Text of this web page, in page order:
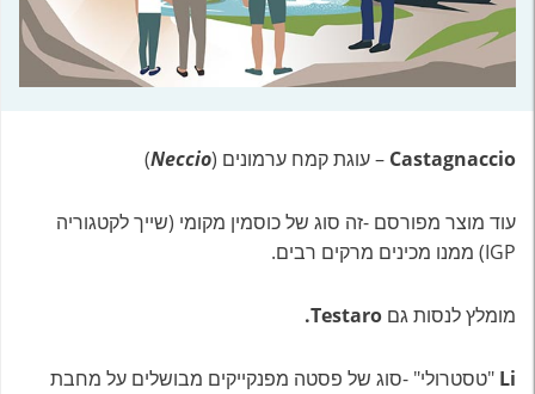
Castagnaccio – עוגת קמח ערמונים (Neccio
)
עוד מוצר מפורסם -זה סוג של כוסמין מקומי (שייך לקטגוריה
IGP) ממנו מכינים מרקים רבים.
מומלץ לנסות גם Testaro.
Li "טסטרולי" -סוג של פסטה מפנקייקים מבושלים על מחבת